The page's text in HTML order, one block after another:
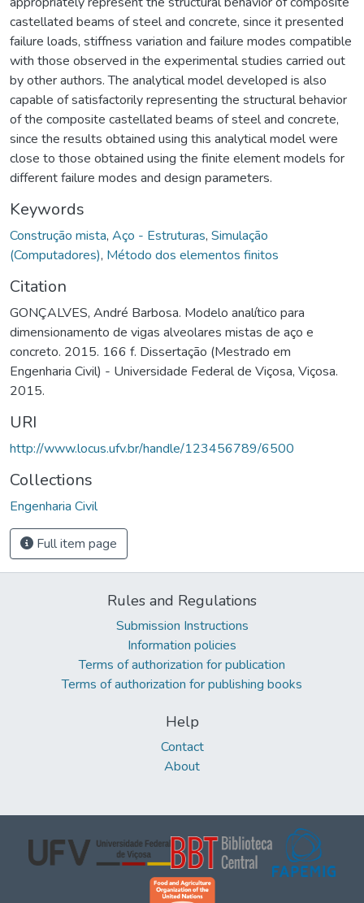
castellated beams of steel and concrete, since it presented
failure loads, stiffness variation and failure modes compatible
with those observed in the experimental studies carried out
by other authors. The analytical model developed is also
capable of satisfactorily representing the structural behavior
of the composite castellated beams of steel and concrete,
since the results obtained using this analytical model were
close to those obtained using the finite element models for
different failure modes and design parameters.
Keywords
Construção mista, Aço - Estruturas, Simulação
(Computadores), Método dos elementos finitos
Citation
GONÇALVES, André Barbosa. Modelo analítico para
dimensionamento de vigas alveolares mistas de aço e
concreto. 2015. 166 f. Dissertação (Mestrado em
Engenharia Civil) - Universidade Federal de Viçosa, Viçosa.
2015.
URI
http://www.locus.ufv.br/handle/123456789/6500
Collections
Engenharia Civil
Full item page
Rules and Regulations
Submission Instructions
Information policies
Terms of authorization for publication
Terms of authorization for publishing books
Help
Contact
About